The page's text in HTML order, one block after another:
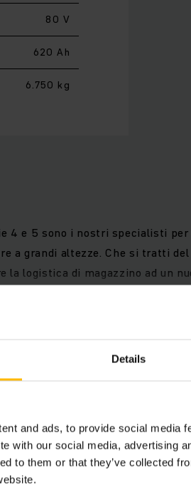
Details
and ads, to provide social media
with our social media, advertising
to them or that they’ve collected
80 V
620 Ah
6.750 kg
4 e 5 sono i nostri specialisti
grandi altezze. Che si tratti
logistica di magazzino ad un
di marcia di prima
operatore in piedi e le
e i sistemi di assistenza
o in piedi: L’ampia